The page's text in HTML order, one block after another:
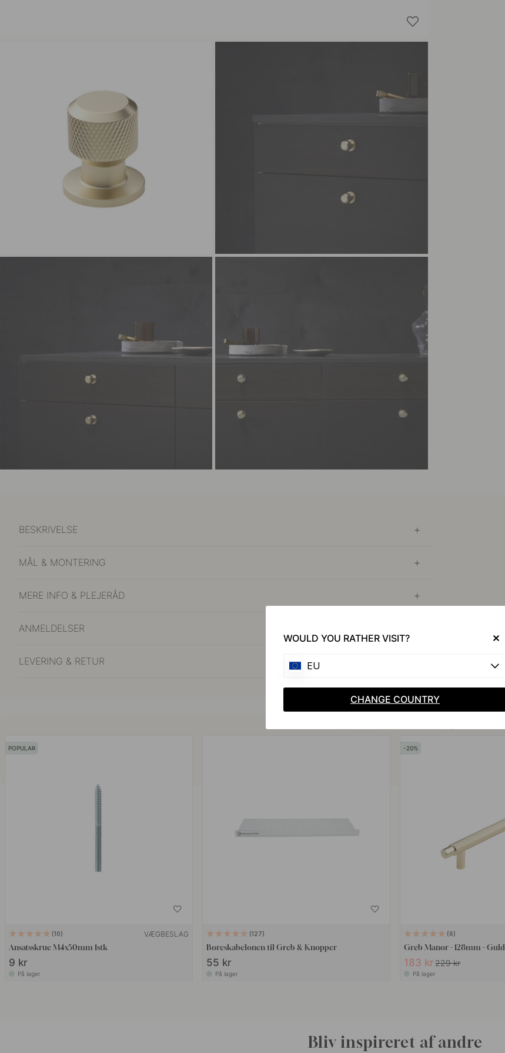
BESKRIVELSE
MÅL & MONTERING
MERE INFO & PLEJERÅD
ANMELDELSER
LEVERING & RETUR
POPULAR
10 VÆGBESLAG
Ansatsskrue M4x50mm 1stk
9 kr
På lager
127
Boreskabelonen til Greb & Knopper
55 kr
På lager
20
6
Greb Manor - 128mm - Guld
183 kr 229 kr
På lager
Bliv inspireret af andre
WOULD YOU RATHER VISIT?
EU
CHANGE COUNTRY